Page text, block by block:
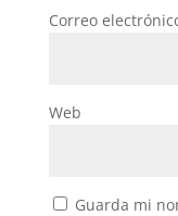
Correo
Web
Guarda mi